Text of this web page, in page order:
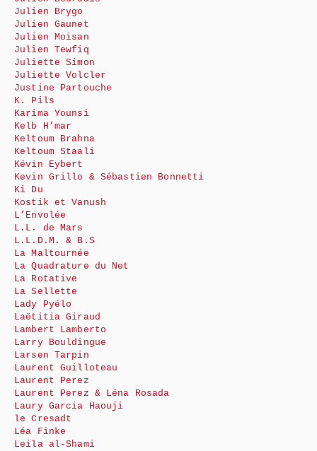
Julien Brygo
Julien Gaunet
Julien Moisan
Julien Tewfiq
Juliette Simon
Juliette Volcler
Justine Partouche
K. Pils
Karima Younsi
Kelb H’mar
Keltoum Brahna
Keltoum Staali
Kévin Eybert
Kevin Grillo & Sébastien Bonnetti
Ki Du
Kostik et Vanush
L’Envolée
L.L. de Mars
L.L.D.M. & B.S
La Maltournée
La Quadrature du Net
La Rotative
La Sellette
Lady Pyélo
Laëtitia Giraud
Lambert Lamberto
Larry Bouldingue
Larsen Tarpin
Laurent Guilloteau
Laurent Perez
Laurent Perez & Léna Rosada
Laury Garcia Haouji
le Cresadt
Léa Finke
Leila al-Shami